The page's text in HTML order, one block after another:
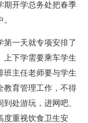
期开学总务处把春季
第一天就专项安排了
上下学需要乘车学生
班主任老师要与学生
教育管理工作，不得
处游玩，进网吧、
度重视饮食卫生安